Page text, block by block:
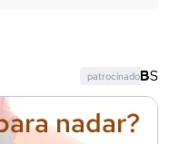
nadar?
patrocinado